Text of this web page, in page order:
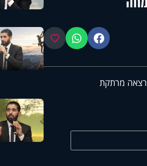
פייסבוקווטסאפ מועדפים
מרתקת